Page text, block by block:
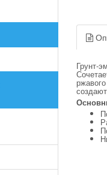
Грунт-